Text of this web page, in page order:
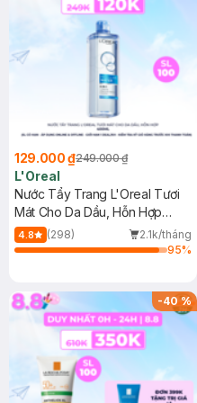
129.000 ₫249.000 ₫
L'Oreal
Nước Tẩy Trang L'Oreal Tươi
Mát Cho Da Dầu, Hỗn Hợp
400ml
4.8 (298)
2.1k/tháng
95%
-40%